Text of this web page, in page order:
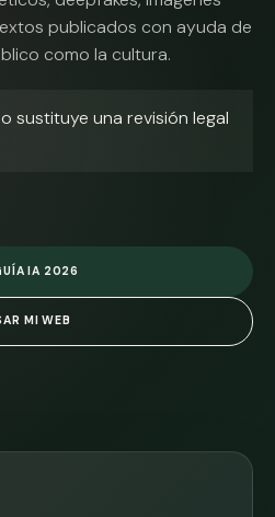
publicados con ayuda de
como la cultura.
sustituye una revisión legal
IA 2026
MI WEB